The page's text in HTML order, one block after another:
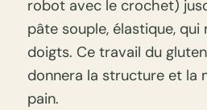
robot avec le crochet)
pâte souple, élastique, qui
doigts. Ce travail du
donnera la structure et la
pain.